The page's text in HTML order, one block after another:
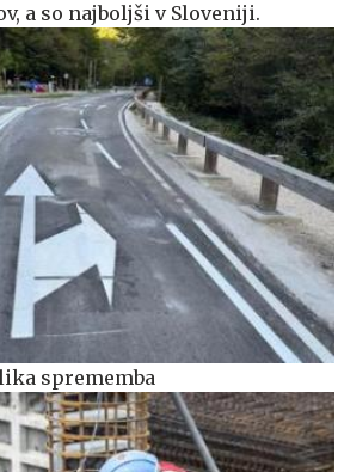
a so najboljši v Sloveniji.
sprememba